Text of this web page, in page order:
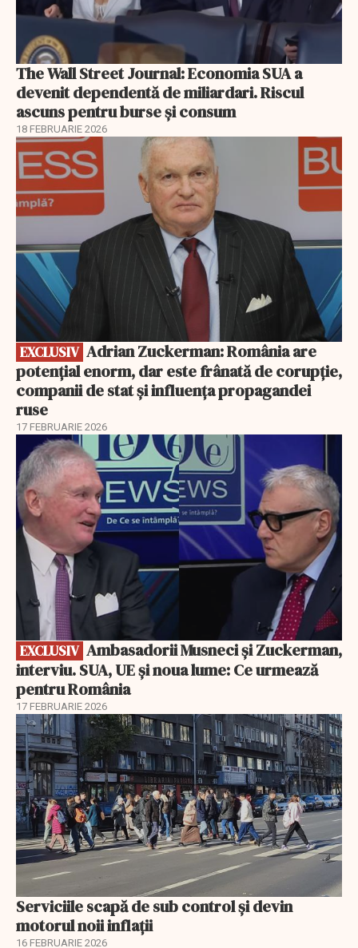
The Wall Street Journal: Economia SUA a
devenit dependentă de miliardari. Riscul
ascuns pentru burse și consum
18 FEBRUARIE 2026
EXCLUSIV
EXCLUSIV
potențial enorm, dar este frânată de corupție,
companii de stat și influența propagandei
ruse
17 FEBRUARIE 2026
EXCLUSIV
EXCLUSIV
interviu. SUA, UE și noua lume: Ce urmează
pentru România
17 FEBRUARIE 2026
Serviciile scapă de sub control și devin
motorul noii inflații
16 FEBRUARIE 2026